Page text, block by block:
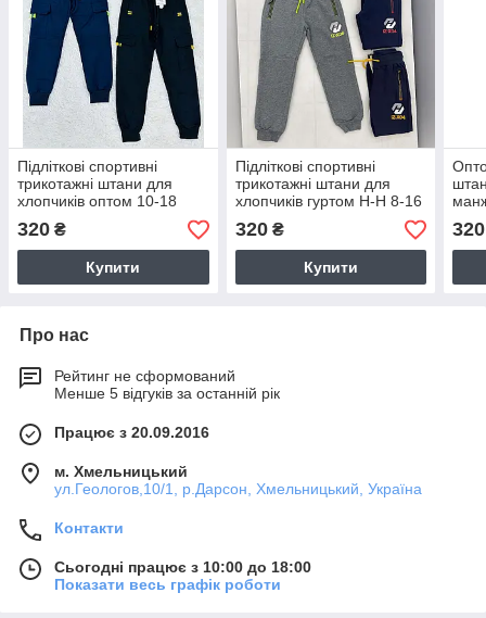
Підліткові спортивні
трикотажні штани для
хлопчиків оптом 10-18
років🏐
320 ₴
Купити
Підліткові спортивні
трикотажні штани для
хлопчиків гуртом Н-Н 8-16
років
320₴
Купити
320
Про нас
Рейтинг не сформований
Менше 5 відгуків за останній рік
Працює з 20.09.2016
м. Хмельницький
ул.Геологов,10/1, р.Дарсон, Хмельницький, Україна
Контакти
Сьогодні працює з 10:00 до 18:00
Показати весь графік роботи